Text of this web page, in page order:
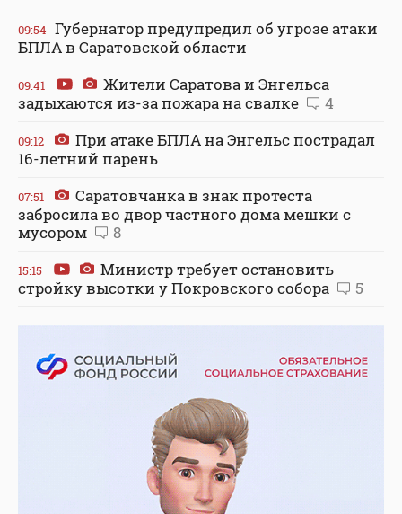
09:54 Губернатор предупредил об угрозе атаки
БПЛА в Саратовской области
09:41
Жители Саратова и Энгельса
задыхаются из-за пожара на свалке
4
09:12
При атаке БПЛА на Энгельс пострадал
16-летний парень
07:51
Саратовчанка в знак протеста
забросила во двор частного дома мешки с
мусором
8
15:15
Министр требует остановить
стройку высотки у Покровского собора
5